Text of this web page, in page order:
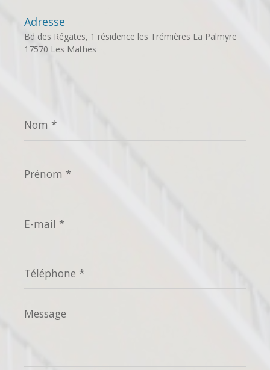
Adresse
Bd des Régates, 1 résidence les Trémières La Palmyre
17570 Les Mathes
*
*
mail
*
*
Message
*